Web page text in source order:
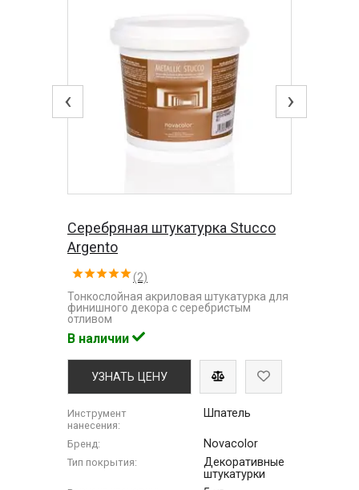
‹ ›
Серебряная штукатурка Stucco
Argento
(2)
Тонкослойная акриловая штукатурка для
финишного декора с серебристым
отливом
В наличии
УЗНАТЬ ЦЕНУ
Инструмент
нанесения:
Шпатель
Бренд: Novacolor
Тип покрытия:
Декоративные
штукатурки